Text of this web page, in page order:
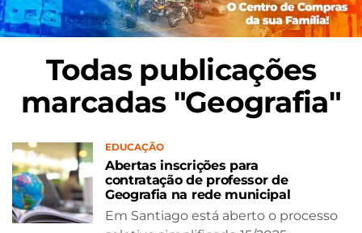
Todas publicações
marcadas "Geografia"
EDUCAÇÃO
Abertas inscrições para
contratação de professor de
Geografia na rede municipal
Em Santiago está aberto o processo